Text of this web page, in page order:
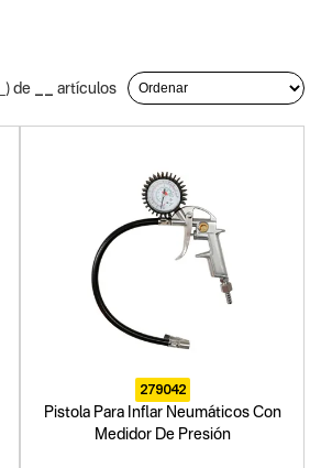
) de artículos
279042
Pistola Para Inflar Neumáticos Con
Medidor De Presión